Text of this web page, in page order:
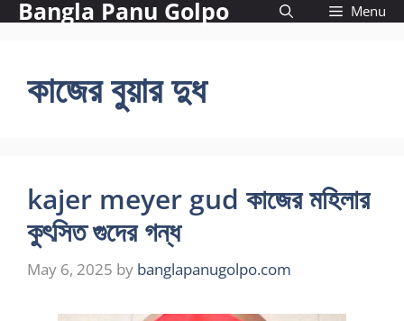
SkipBangla Panu Golpo Menu
কাজের বুয়ার দুধ
kajer meyer gud কাজের মহিলার
কুৎসিত গুদের গন্ধ
May 6, 2025 by banglapanugolpo.com